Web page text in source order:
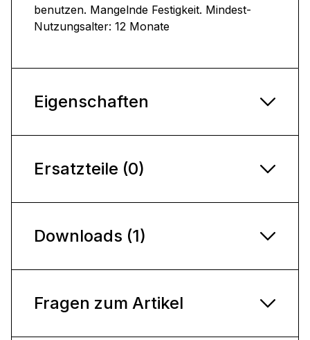
benutzen. Mangelnde Festigkeit. Mindest-
Nutzungsalter: 12 Monate
Eigenschaften
Ersatzteile (0)
Downloads (1)
Fragen zum Artikel